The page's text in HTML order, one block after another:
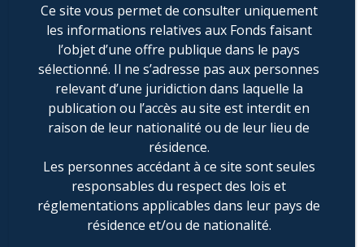
Ce site vous permet de consulter uniquement
les informations relatives aux Fonds faisant
l’objet d’une offre publique dans le pays
sélectionné. Il ne s’adresse pas aux personnes
relevant d’une juridiction dans laquelle la
publication ou l’accès au site est interdit en
raison de leur nationalité ou de leur lieu de
résidence.
Les personnes accédant à ce site sont seules
responsables du respect des lois et
réglementations applicables dans leur pays de
résidence et/ou de nationalité.